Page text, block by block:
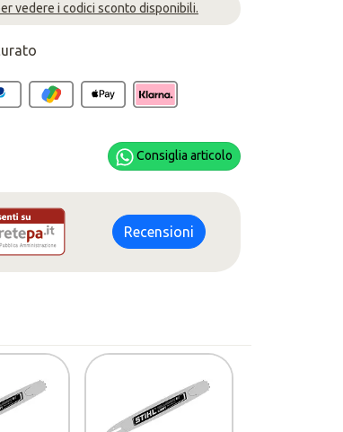
vedere i codici sconto disponibili.
Consiglia articolo
Recensioni